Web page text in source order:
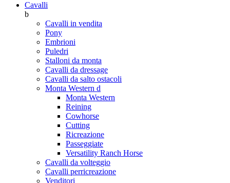
Cavalli
b
Cavalli in vendita
Pony
Embrioni
Puledri
Stalloni da monta
Cavalli da dressage
Cavalli da salto ostacoli
Monta Western d
Monta Western
Reining
Cowhorse
Cutting
Ricreazione
Passeggiate
Versatility Ranch Horse
Cavalli da volteggio
Cavalli perricreazione
Venditori